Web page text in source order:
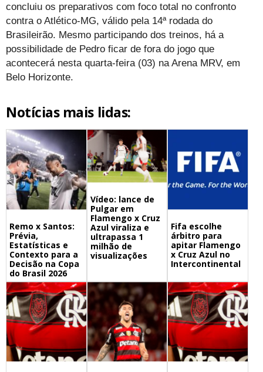
concluiu os preparativos com foco total no confronto
contra o Atlético-MG, válido pela 14ª rodada do
Brasileirão. Mesmo participando dos treinos, há a
possibilidade de Pedro ficar de fora do jogo que
acontecerá nesta quarta-feira (03) na Arena MRV, em
Belo Horizonte.
Notícias mais lidas:
Remo x Santos:
Prévia,
Estatísticas e
Contexto para a
Decisão na Copa
do Brasil 2026
Vídeo: lance de
Pulgar em
Flamengo x Cruz
Azul viraliza e
ultrapassa 1
milhão de
visualizações
Fifa escolhe
árbitro para
apitar Flamengo
x Cruz Azul no
Intercontinental